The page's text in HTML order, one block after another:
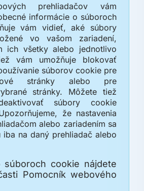
prehliadačov vám
informácie o súboroch
vám vidieť, aké súbory
vo vašom zariadení,
ich všetky alebo jednotlivo
vám umožňuje blokovať
súborov cookie pre
stránky alebo pre
stránky. Môžete tiež
súbory cookie
že nastavenia
alebo zariadením sa
iba na daný prehliadač alebo
súboroch cookie nájdete
Pomocník webového